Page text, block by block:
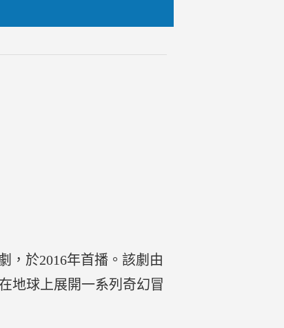
，於2016年首播。該劇由
地球上展開一系列奇幻冒